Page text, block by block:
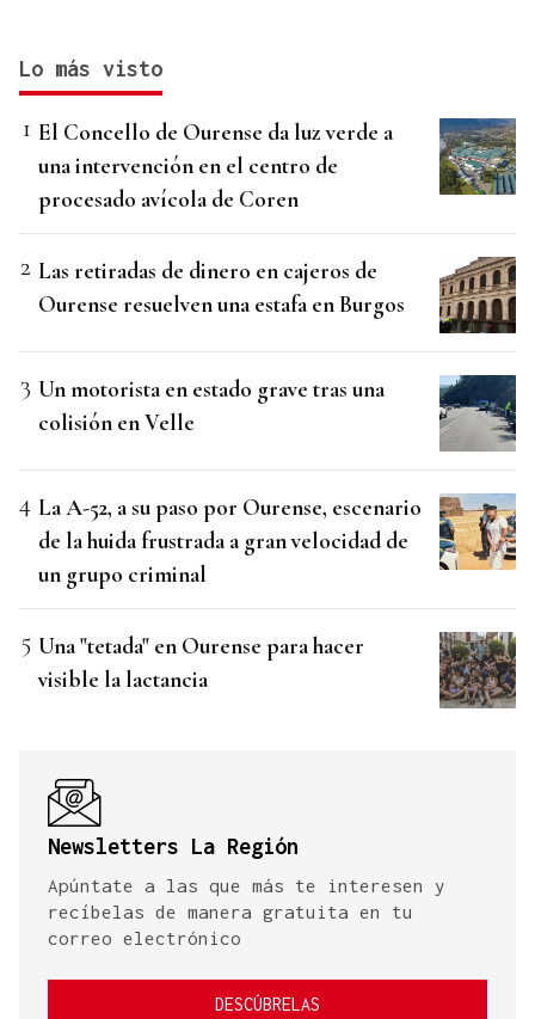
Lo más visto
El Concello de Ourense da luz verde a
una intervención en el centro de
procesado avícola de Coren
Las retiradas de dinero en cajeros de
Ourense resuelven una estafa en Burgos
Un motorista en estado grave tras una
colisión en Velle
La A-52, a su paso por Ourense, escenario
de la huida frustrada a gran velocidad de
un grupo criminal
Una "tetada" en Ourense para hacer
visible la lactancia
Newsletters La Región
Apúntate a las que más te interesen y
recíbelas de manera gratuita en tu
correo electrónico
DESCÚBRELAS